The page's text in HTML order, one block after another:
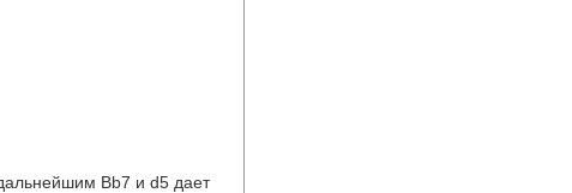
Bb7 и d5 дает